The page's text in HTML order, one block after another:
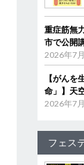
重症筋無
市で公開
2026年7
【がん
命」】天
2026年7
フェス